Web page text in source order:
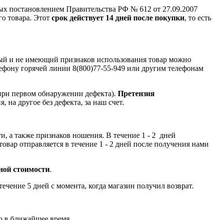
постановлением Правительства РФ № 612 от 27.09.2007
товара. Этот срок действует 14 дней после покупки, то есть
и не имеющий признаков использования товар можно
горячей линии 8(800)77-55-949 или другим телефонам
первом обнаружении дефекта). Претензия
на другое без дефекта, за наш счет.
а также признаков ношения. В течение 1 - 2 дней
отправляется в течение 1 - 2 дней после получения нами
стоимости.
5 дней с момента, когда магазин получил возврат.